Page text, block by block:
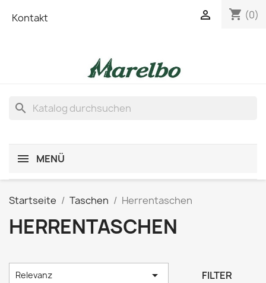
Kontakt shopping_cart (0)

search
MENÜ
Startseite Taschen Herrentaschen
HERRENTASCHEN
Relevanz  FILTER